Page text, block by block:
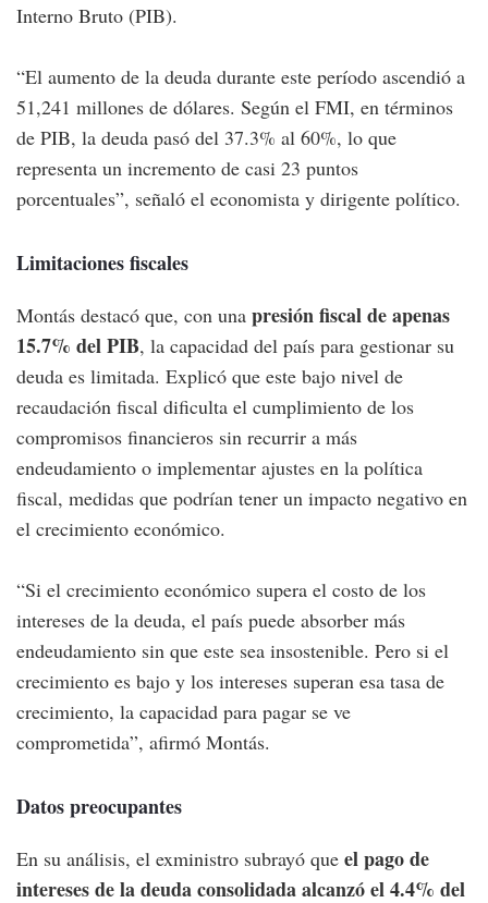
Interno Bruto (PIB).
“El aumento de la deuda durante este período ascendió a
51,241 millones de dólares. Según el FMI, en términos
de PIB, la deuda pasó del 37.3% al 60%, lo que
representa un incremento de casi 23 puntos
porcentuales”, señaló el economista y dirigente político.
Limitaciones fiscales
Montás destacó que, con una presión fiscal de apenas
15.7% del PIB, la capacidad del país para gestionar su
deuda es limitada. Explicó que este bajo nivel de
recaudación fiscal dificulta el cumplimiento de los
compromisos financieros sin recurrir a más
endeudamiento o implementar ajustes en la política
fiscal, medidas que podrían tener un impacto negativo en
el crecimiento económico.
“Si el crecimiento económico supera el costo de los
intereses de la deuda, el país puede absorber más
endeudamiento sin que este sea insostenible. Pero si el
crecimiento es bajo y los intereses superan esa tasa de
crecimiento, la capacidad para pagar se ve
comprometida”, afirmó Montás.
Datos preocupantes
En su análisis, el exministro subrayó que el pago de
intereses de la deuda consolidada alcanzó el 4.4% del